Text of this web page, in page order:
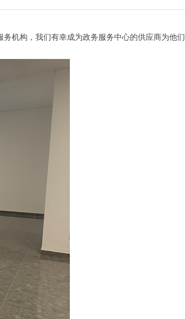
机构，我们有幸成为政务服务中心的供应商为他